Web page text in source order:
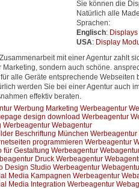
Sie können die
Natürlich alle
Sprachen:
Englisch:
USA: Display
mit einer Agentur zahlt
Marketing, sondern auch schöne.
alle Geräte entsprechende Webseiten
werden Sie bei einer Agentur auch
effektiv beraten.
Werbung Marketing Werbeagentur
design download Werbeagentur
Werbeagentur Webagentur
Beschriftung München
programmieren Werbeagentur
für Gestaltung Werbeagentur
Druck Werbeagentur
Design Studio Werbeagentur
Media Kampagnen Werbeagentur
Media Integration Werbeagentur